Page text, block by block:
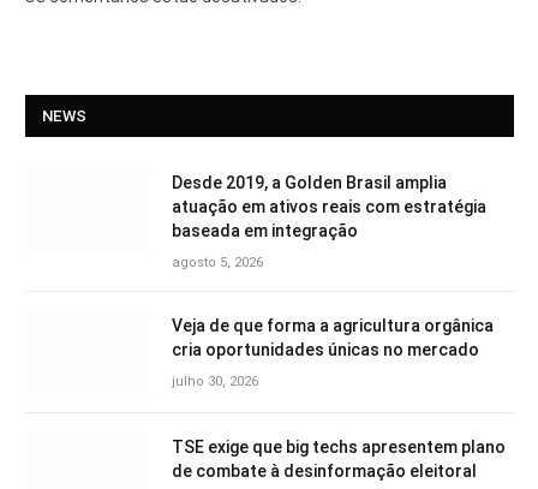
NEWS
Desde 2019, a Golden Brasil amplia
atuação em ativos reais com estratégia
baseada em integração
agosto 5, 2026
Veja de que forma a agricultura orgânica
cria oportunidades únicas no mercado
julho 30, 2026
TSE exige que big techs apresentem plano
de combate à desinformação eleitoral